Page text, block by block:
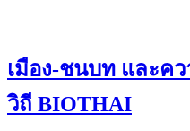
เมือง-ชนบท และค
วิถี BIOTHAI